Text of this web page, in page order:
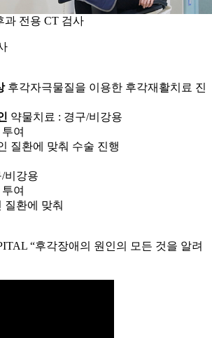
과 전용 CT 검사
후각자극물질을 이용한 후각재활치료 진
약물치료 : 경구/비강용
여
질환에 맞춰 수술 진행
비강용
여
질환에 맞춰
“후각장애의 원인의 모든 것을 알려